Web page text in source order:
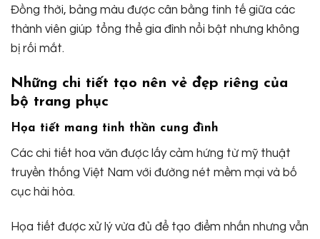
Đồng thời, bảng màu được cân bằng tinh tế giữa các
thành viên giúp tổng thể gia đình nổi bật nhưng không
bị rối mắt.
Những chi tiết tạo nên vẻ đẹp riêng của
bộ trang phục
Họa tiết mang tinh thần cung đình
Các chi tiết hoa văn được lấy cảm hứng từ mỹ thuật
truyền thống Việt Nam với đường nét mềm mại và bố
cục hài hòa.
Họa tiết được xử lý vừa đủ để tạo điểm nhấn nhưng vẫn